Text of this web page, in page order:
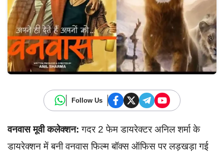
Follow Us
वनवास मूवी कलेक्शन: गदर 2 फेम डायरेक्टर अनिल शर्मा के
डायरेक्शन में बनी वनवास फिल्म बॉक्स ऑफिस पर लड़खड़ा गई